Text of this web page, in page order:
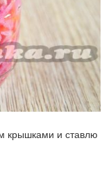
крышками и ставлю